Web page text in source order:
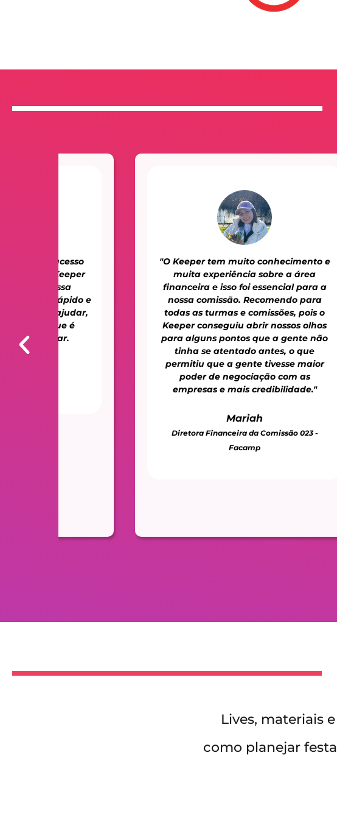
"O Keeper tem muito conhecimento e
muita experiência sobre a área
financeira e isso foi essencial para a
nossa comissão. Recomendo para
todas as turmas e comissões, pois o
Keeper conseguiu abrir nossos olhos
para alguns pontos que a gente não
tinha se atentado antes, o que
permitiu que a gente tivesse maior
poder de negociação com as
empresas e mais credibilidade."
Diretora Financeira da Comissão 023 -
Lives, materiais
como planejar